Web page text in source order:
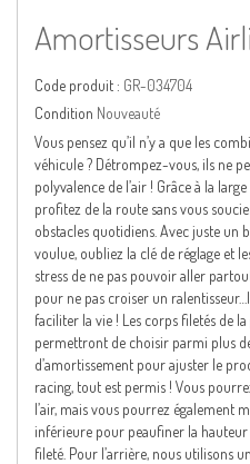
Amortisseurs
Code produit : GR-034704
Condition Nouveauté
Vous pensez qu’il n’y a que les
véhicule ? Détrompez-vous, ils ne
polyvalence de l’air ! Grâce à la
profitez de la route sans vous
obstacles quotidiens. Avec juste un
voulue, oubliez la clé de réglage et
stress de ne pas pouvoir aller
pour ne pas croiser un
faciliter la vie ! Les corps filetés de la
permettront de choisir parmi plus
d’amortissement pour ajuster le
racing, tout est permis ! Vous
l’air, mais vous pourrez également
inférieure pour peaufiner la
fileté. Pour l’arrière, nous utilisons